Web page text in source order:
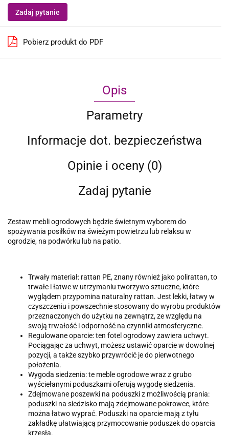
Zadaj pytanie
Pobierz produkt do PDF
Opis
Parametry
Informacje dot. bezpieczeństwa
Opinie i oceny (0)
Zadaj pytanie
Zestaw mebli ogrodowych będzie świetnym wyborem do
spożywania posiłków na świeżym powietrzu lub relaksu w
ogrodzie, na podwórku lub na patio.
Trwały materiał: rattan PE, znany również jako polirattan, to
trwałe i łatwe w utrzymaniu tworzywo sztuczne, które
wyglądem przypomina naturalny rattan. Jest lekki, łatwy w
czyszczeniu i powszechnie stosowany do wyrobu produktów
przeznaczonych do użytku na zewnątrz, ze względu na
swoją trwałość i odporność na czynniki atmosferyczne.
Regulowane oparcie: ten fotel ogrodowy zawiera uchwyt.
Pociągając za uchwyt, możesz ustawić oparcie w dowolnej
pozycji, a także szybko przywrócić je do pierwotnego
położenia.
Wygoda siedzenia: te meble ogrodowe wraz z grubo
wyściełanymi poduszkami oferują wygodę siedzenia.
Zdejmowane poszewki na poduszki z możliwością prania:
poduszki na siedzisko mają zdejmowane pokrowce, które
można łatwo wyprać. Poduszki na oparcie mają z tyłu
zakładkę ułatwiającą przymocowanie poduszek do oparcia
krzesła.